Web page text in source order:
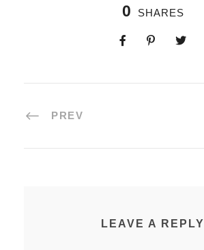
0 SHARES
PREV
LEAVE A REPLY